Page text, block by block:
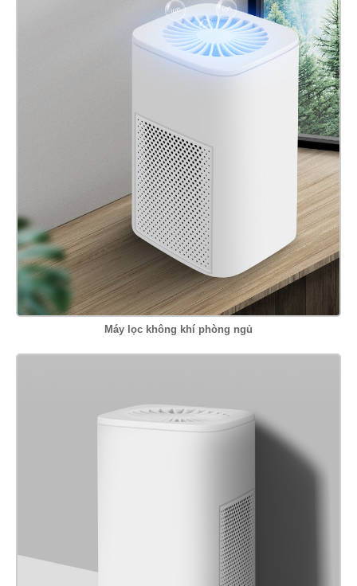
Máy lọc không khí phòng ngủ